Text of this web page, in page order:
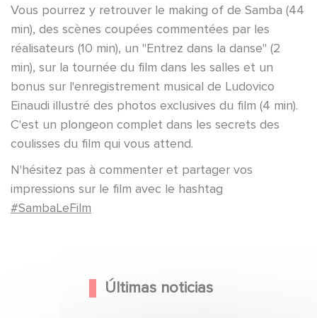
Vous pourrez y retrouver le making of de Samba (44
min), des scènes coupées commentées par les
réalisateurs (10 min), un "Entrez dans la danse" (2
min), sur la tournée du film dans les salles et un
bonus sur l'enregistrement musical de Ludovico
Einaudi illustré des photos exclusives du film (4 min).
C'est un plongeon complet dans les secrets des
coulisses du film qui vous attend.
N'hésitez pas à commenter et partager vos
impressions sur le film avec le hashtag
#SambaLeFilm
Últimas noticias